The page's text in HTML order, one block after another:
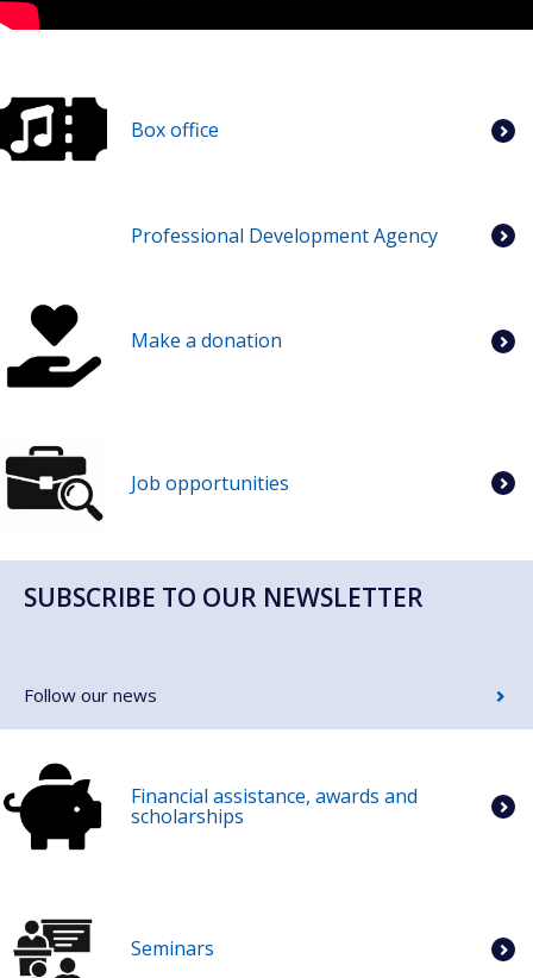
Box office
Professional Development Agency
Make a donation
Job opportunities
SUBSCRIBE TO OUR NEWSLETTER
Follow our news
Financial assistance, awards and
scholarships
Seminars